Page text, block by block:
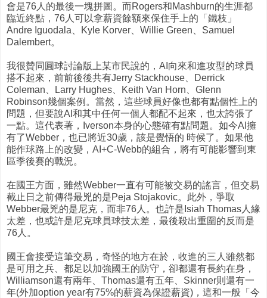
會是76人的最後一塊拼圖。而Rogers和Mashburn的生涯都
臨近終點，76人可以拿薪資餘額來保住手上的「鐵枝」
Andre Iguodala、Kyle Korver、Willie Green、Samuel
Dalembert。
我很贊同圓球討論版上某市民說的，AI向來和進攻型的球員
搭不起來，前前後後共有Jerry Stackhouse、Derrick
Coleman、Larry Hughes、Keith Van Horn、Glenn
Robinson幾個案例。當然，這些球員好像也都有點個性上的
問題，但要說AI和其中任何一個人都配不起來，也太誇張了
一點。這代表著，Iverson本身的心態確有點問題。如今AI擁
有了Webber，也已將近30歲，該是覺悟的 時候了。如果他
能作球路上的改變，AI+C-Webb的組合，將有可能影響到東
區季後賽的戰況。
在國王方面，雖然Webber一直有可能被交易的謠言，但交易
截止日之前傳得最兇的是Peja Stojakovic。此外，爭取
Webber最兇的是尼克，而非76人。也許是Isiah Thomas人緣
太差，也或許是尼克球員球技太差，最後殺出重圍的反而是
76人。
國王會接受這筆交易，奇怪的地方在於，收進的三人雖然都
是可用之兵、都足以加強國王的防守，卻都還有長約在身，
Williamson還有兩年、Thomas還有五年、Skinner則還有一
年(外加option year有75%的薪資為保證薪資)，這和一般「今